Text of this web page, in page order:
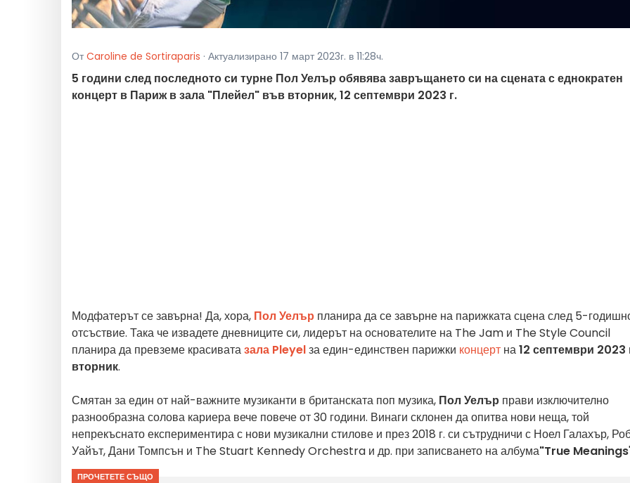
От Caroline de Sortiraparis · Актуализирано 17 март 2023г. в 11:28ч.
5 години след последното си турне Пол Уелър обявява завръщането си на сцената с еднократен
концерт в Париж в зала "Плейел" във вторник, 12 септември 2023 г.
Модфатерът се завърна! Да, хора, Пол Уелър планира да се завърне на парижката сцена след 5-
отсъствие. Така че извадете дневниците си, лидерът на основателите на The Jam и The Style Council
планира да превземе красиватазала Pleyelза един-единствен парижки концерт на12 септември 2023
вторник.
Смятан за един от най-важните музиканти в британската поп музика, Пол Уелър прави изключително
разнообразна солова кариера вече повече от 30 години. Винаги склонен да опитва нови неща, той
непрекъснато експериментира с нови музикални стилове и през 2018 г. си сътрудничи с Ноел Галахър,
Уайът, Дани Томпсън и The Stuart Kennedy Orchestra и др. при записването на албума"True Meanings
ПРОЧЕТЕТЕ СЪЩО